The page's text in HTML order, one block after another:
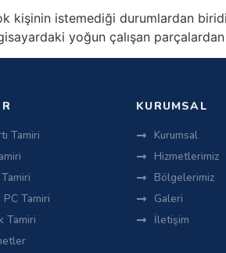
kişinin istemediği durumlardan
yoğun çalışan
Tamiri
PC Tamiri
Tamiri
KURUMSAL
Kurumsal
Hizmetlerimiz
Bölgelerimiz
Galeri
İletişim